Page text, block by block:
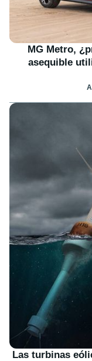
MG Metro,
asequible
Las turbinas